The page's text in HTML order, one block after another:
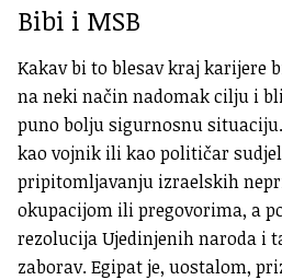
Bibi i MSB
Kakav bi to blesav kraj karijere
na neki način nadomak cilju i
puno bolju sigurnosnu
kao vojnik ili kao političar
pripitomljavanju izraelskih
okupacijom ili pregovorima, a
rezolucija Ujedinjenih naroda i
zaborav. Egipat je, uostalom,